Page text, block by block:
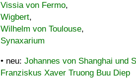
Vissia von Fermo,
Wigbert,
Wilhelm von Toulouse,
Synaxarium
• neu: Johannes von Shanghai und
Franziskus Xaver Truong Buu Diep